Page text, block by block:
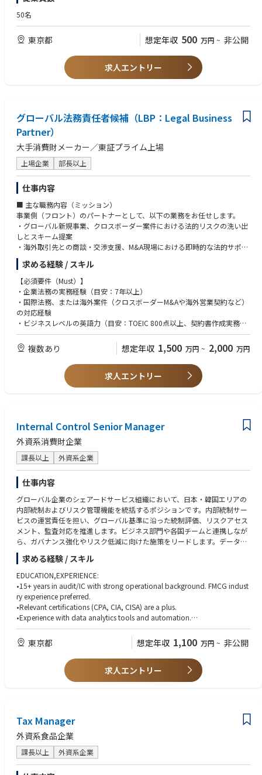
ze (email, MMS, LINE, Kakao).
- Develop personalized customer journeys using segmentation and mark
eting automation tools.
- Leverage global assets and toolkits while localizing deployment strategi
es for market effectiveness.
- Manage the brand’s loyalty program, including tier structure, benefits, a
nd lifecycle communications.
- Monitor program performance and recommend improvements to enha
nce customer satisfaction and retention.
tive in-store visual execution.
• Act as the key point of contact on VMD related topics, for local regional
• Oversee in-store visual merchandising, including floor layouts, product
flow and zoning.
• Supervise window installations, including compliance with department
store regulations and safety standards.
Seasonal Planning & Execution
• Plan and manage seasonal VMD calendars, including product launche
s, campaigns, and store updates in close alignment with Marketing and
Merchandising leads.
• Identify key products and focus SKUs, ensuring optimal visual exposur
e, storytelling and performance.
• Adapt guidelines to each market needs while maintaining brand integrit
y.
• Coordinate VMD execution for new store openings, renovations, and p
op-up stores.
Commercial Performance & Analysis
• Analyze sales performance in relation to visual and product merchandi
sing execution
• Monitor sell-through of key displays and product flows in shelves and st
ore zones.
• Identify opportunities for improvement and implement data-driven pro
duct display solutions.
• Work closely with Merchandising, Marketing and Retail teams to align vi
sual priorities with sales objectives.
Cross-Functional Collaboration
• Collaborate with Merchandising, Marketing, Retail Operations, and Trai
execution.
• Prepare and deliver VMD reports, including visual documentation and
performance feedback, to HQ.
Budget & Resource Management
• Manage VMD budgets, including props, fixtures, and installation costs.
• Optimize resource allocation to maximize visual impact and cost effici
ency.
• Oversee external vendors and contractors when required.
• Proven ability to translate brand identity into compelling visual storytell
• Strong analytical skills with the ability to connect visual execution to co
mmercial performance
• Excellent communication and leadership skills
• Proficiency in Microsoft Office (Excel, PowerPoint)
• Willingness to travel and work on-site at retail locations
• Fluency in English; additional languages are a plus
50名
東京都 想定年収 500 万円 ~ 非公開
求人エントリー
グローバル法務責任者候補（LBP：Legal Business
Partner）
大手消費財メーカー／東証プライム上場
上場企業 部長以上
仕事内容
■ 主な職務内容（ミッション）
事業側（フロント）のパートナーとして、以下の業務をお任せします。
・グローバル新規事業、クロスボーダー案件における法的リスクの洗い出
しとスキーム提案
・海外取引先との商談・交渉支援、M&A現場における即時的な法的サポー
ト（海外出張含む）
・国外（国内）の重要な個別契約（M&A、アライアンス、ライセンス契約
など）における法務戦略の立案・相手方との交渉・契約完遂、および法務
面でクロスボーダーM&A（DD、PMI）の主導
・社内法務部門との密な連携・調整
・連結グループの観点から、必要な規定やポリシーの洗い出しおよびその
策定
化、相談対応
・海外紛争対応・債権回収のハンドリング
・グローバル展開における知財戦略の立案、広告表現の事業側での初期リ
求める経験 / スキル
【必須要件（Must）】
・企業法務の実務経験（目安：7年以上）
・国際法務、または海外案件（クロスボーダーM&Aや海外営業契約など）
の対応経験
・ビジネスレベルの英語力（目安：TOEIC 800点以上、契約書作成実務）
・ビジネス上の課題を解決するための問題解決能力や論理的思考力
・ビジネス部門と密に連携し、プロジェクトを泥臭く推進した経験
・海外事業推進を主眼における方
【歓迎要件（Want）】
・総合商社、専門商社、またはそれに類するグローバル企業での実務経験
・海外子会社の管理や、現地のローカル法律事務所（特にアメリカ）との
折衝経験
・日本の弁護士資格、米国弁護士資格、または弁理士資格
・米国企業での法務経験
・英会話能力、英語でのタフな交渉の経験
複数あり 想定年収 1,500 万円 ~ 2,000 万円
求人エントリー
Internal Control Senior Manager
外資系消費財企業
課長以上 外資系企業
仕事内容
グローバル企業のシェアードサービス組織において、日本・韓国エリアの
内部統制およびリスク管理機能を統括するポジションです。内部統制サー
ビスの運営責任を担い、グローバル基準に沿った統制評価、リスクアセス
メント、監査対応を推進します。ビジネス部門や各国チームと連携しなが
ら、ガバナンス強化やリスク低減に向けた施策をリードします。データ分
析を活用した統制高度化、業務標準化、自動化を推進し、サービス品質向
上と業務効率化を実現します。また、監査指摘事項の改善計画策定・実行
支援や、重要リスクのエスカレーション対応も担当します。社内のリス
ク・コンプライアンス意識向上に向けた啓発活動を行い、関係者との継続
的なコミュニケーションを通じて健全な内部統制環境の構築を推進しま
す。リージョナルおよびグローバル組織との協働のもと、継続的な改善と
組織能力向上をリードする役割です。
求める経験 / スキル
EDUCATION,EXPERIENCE:
•15+ years in audit/IC with strong operational background. FMCG indust
ry experience preferred.
•Relevant certifications (CPA, CIA, CISA) are a plus.
•Experience with data analytics tools and automation.
•Experience in cross-functional projects, change management, and share
d service centers.
•Experience in personnel management and senior stakeholder managem
東京都 想定年収 1,100 万円 ~ 非公開
求人エントリー
Tax Manager
外資系食品企業
課長以上 外資系企業